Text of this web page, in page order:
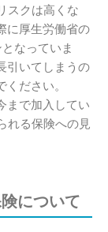
スクは高くな
に厚生労働省の
なっていま
引いてしまうの
ださい。
まで加入してい
れる保険への見
について